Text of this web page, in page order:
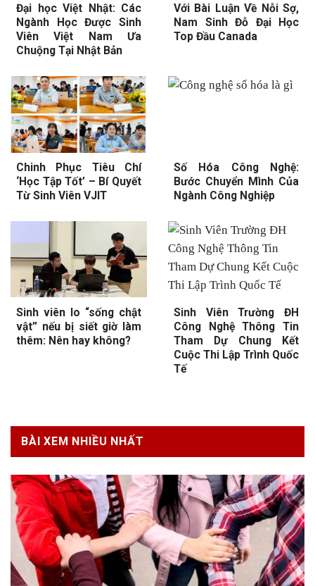
Đại học Việt Nhật: Các
Ngành Học Được Sinh
Viên Việt Nam Ưa
Chuộng Tại Nhật Bản
Với Bài Luận Về Nỗi Sợ,
Nam Sinh Đỗ Đại Học
Top Đầu Canada
Chinh Phục Tiêu Chí
‘Học Tập Tốt’ – Bí Quyết
Từ Sinh Viên VJIT
Số Hóa Công Nghệ:
Bước Chuyển Mình Của
Ngành Công Nghiệp
Sinh viên lo “sống chật
vật” nếu bị siết giờ làm
thêm: Nên hay không?
Sinh Viên Trường ĐH
Công Nghệ Thông Tin
Tham Dự Chung Kết
Cuộc Thi Lập Trình Quốc
Tế
BÀI XEM NHIỀU NHẤT